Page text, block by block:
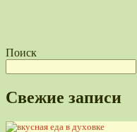
Поиск
Свежие записи